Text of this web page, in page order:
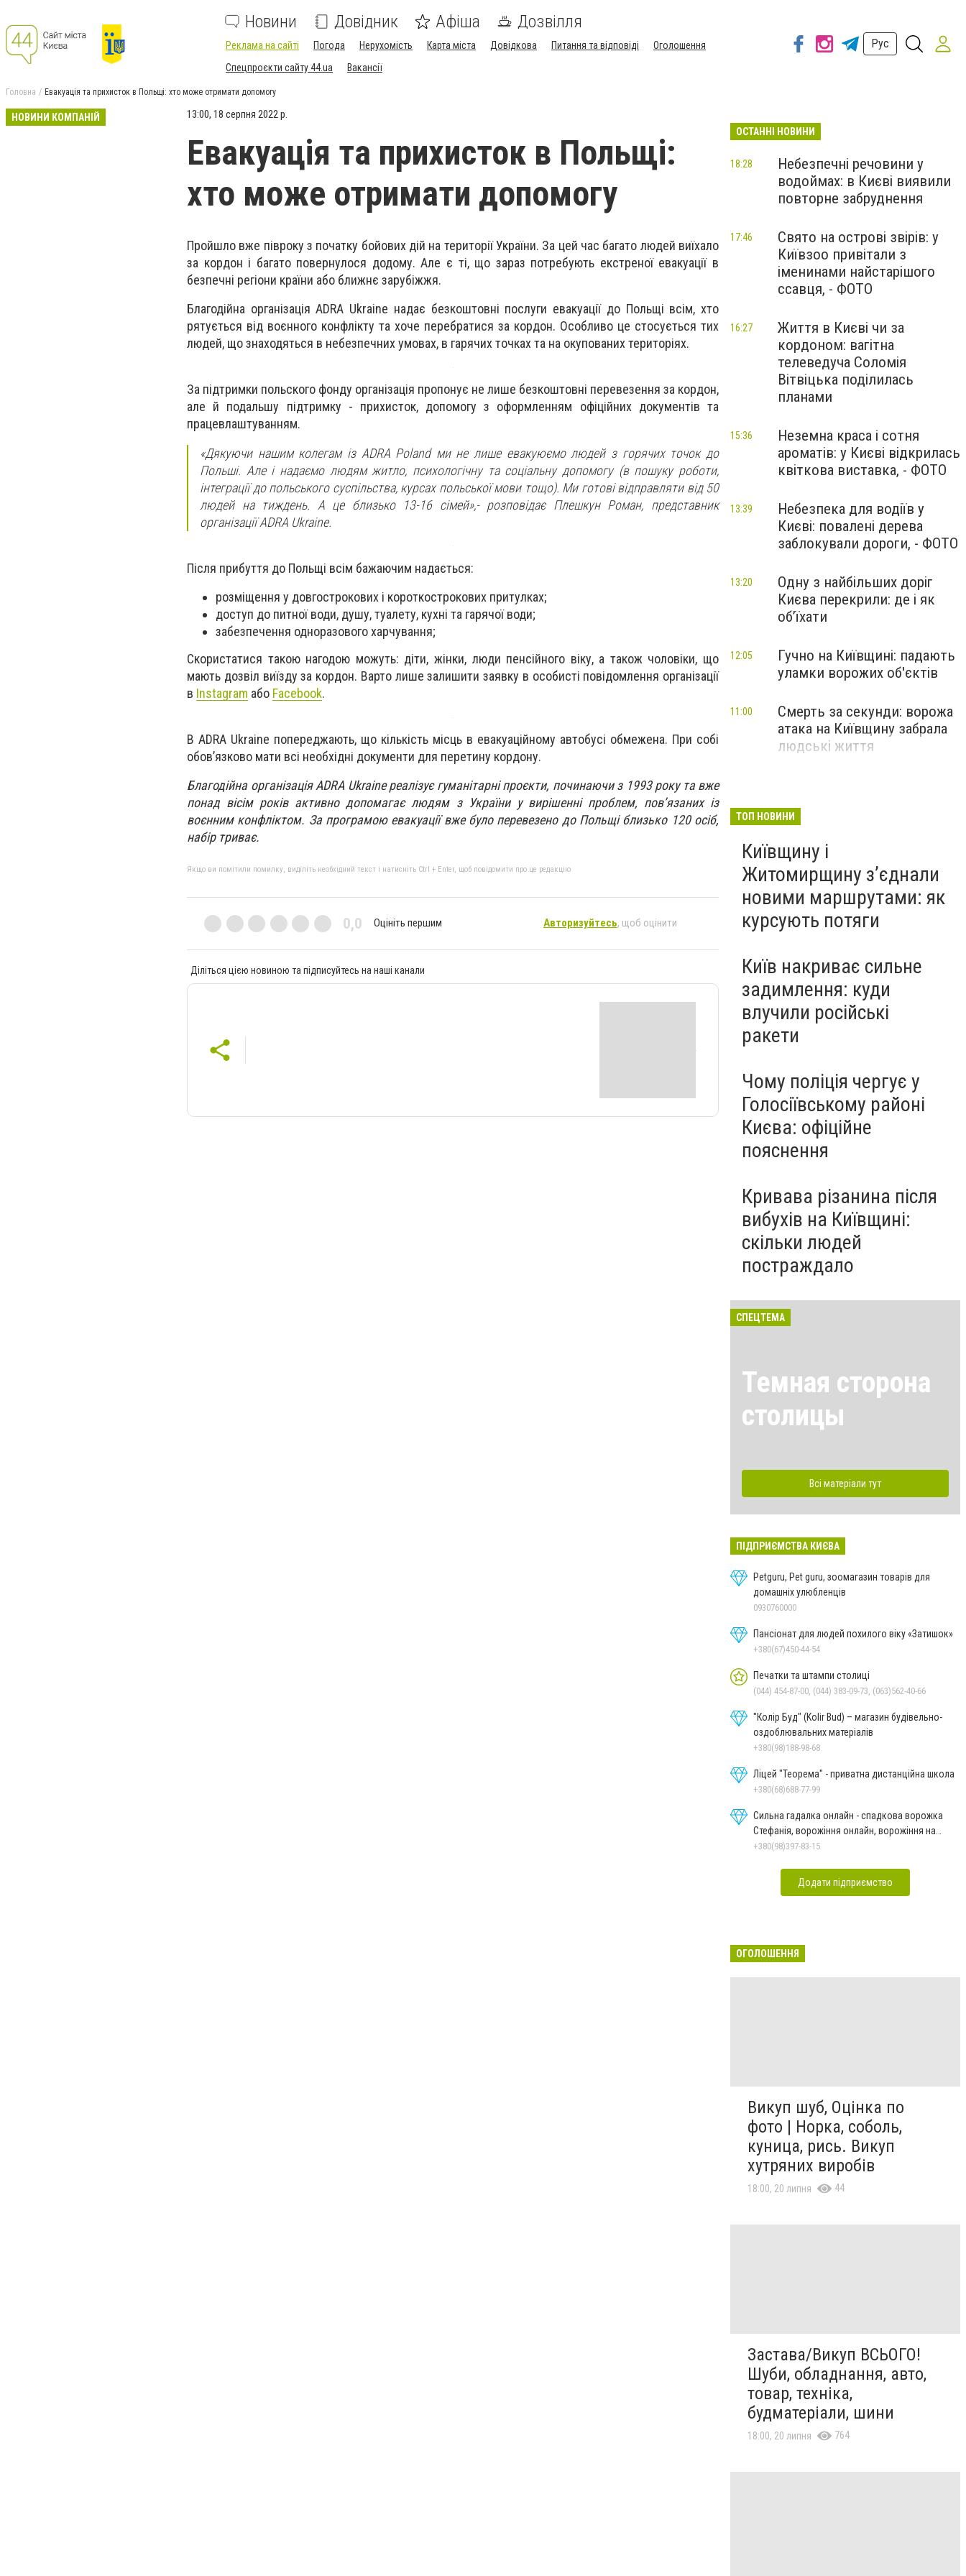
Новини Довідник Афіша Дозвілля
Реклама на сайті Погода Нерухомість Карта міста Довідкова Питання та відповіді
Оголошення
Спецпроєкти сайту 44.ua
Вакансії
Рус
Головна Евакуація та прихисток в Польщі: хто може отримати допомогу
НОВИНИ КОМПАНІЙ 13:00, 18 серпня 2022 р.
Евакуація та прихисток в Польщі:
хто може отримати допомогу
Пройшло вже півроку з початку бойових дій на території України. За цей час багато людей виїхало
за кордон і багато повернулося додому. Але є ті, що зараз потребують екстреної евакуації в
безпечні регіони країни або ближнє зарубіжжя.
Благодійна організація ADRA Ukraine надає безкоштовні послуги евакуації до Польщі всім, хто
рятується від воєнного конфлікту та хоче перебратися за кордон. Особливо це стосується тих
людей, що знаходяться в небезпечних умовах, в гарячих точках та на окупованих територіях.
За підтримки польского фонду організація пропонує не лише безкоштовні перевезення за кордон,
але й подальшу підтримку - прихисток, допомогу з оформленням офіційних документів та
працевлаштуванням.
«Дякуючи нашим колегам із ADRA Poland ми не лише евакуюємо людей з горячих точок до
Польші. Але і надаємо людям житло, психологічну та соціальну допомогу (в пошуку роботи,
інтеграції до польського суспільства, курсах польської мови тощо). Ми готові відправляти від 50
людей на тиждень. А це близько 13-16 сімей»,- розповідає Плешкун Роман, представник
організації ADRA Ukraine.
Після прибуття до Польщі всім бажаючим надається:
розміщення у довгострокових і короткострокових притулках;
доступ до питної води, душу, туалету, кухні та гарячої води;
забезпечення одноразового харчування;
Скористатися такою нагодою можуть: діти, жінки, люди пенсійного віку, а також чоловіки, що
мають дозвіл виїзду за кордон. Варто лише залишити заявку в особисті повідомлення організації
в Instagram або Facebook.
В ADRA Ukraine попереджають, що кількість місць в евакуаційному автобусі обмежена. При собі
обов’язково мати всі необхідні документи для перетину кордону.
Благодійна організація АDRA Ukraine реалізує гуманітарні проєкти, починаючи з 1993 року та вже
понад вісім років активно допомагає людям з України у вирішенні проблем, пов’язаних із
воєнним конфліктом. За програмою евакуації вже було перевезено до Польщі близько 120 осіб,
набір триває.
Якщо ви помітили помилку, виділіть необхідний текст і натисніть Ctrl + Enter, щоб повідомити про це редакцію
0,0 Оцініть першим Авторизуйтесь, щоб оцінити
Діліться цією новиною та підписуйтесь на наші канали
ОСТАННІ НОВИНИ
Небезпечні речовини у
водоймах: в Києві виявили
повторне забруднення
18:28
Свято на острові звірів: у
Київзоо привітали з
іменинами найстарішого
ссавця, - ФОТО
17:46
Життя в Києві чи за
кордоном: вагітна
телеведуча Соломія
Вітвіцька поділилась
планами
16:27
Неземна краса і сотня
ароматів: у Києві відкрилась
квіткова виставка, - ФОТО
15:36
Небезпека для водіїв у
Києві: повалені дерева
заблокували дороги, - ФОТО
13:39
Одну з найбільших доріг
Києва перекрили: де і як
об’їхати
13:20
Гучно на Київщині: падають
уламки ворожих об'єктів
12:05
Смерть за секунди: ворожа
атака на Київщину забрала
людські життя
11:00
ТОП НОВИНИ
Київщину і
Житомирщину з’єднали
новими маршрутами: як
курсують потяги
Київ накриває сильне
задимлення: куди
влучили російські
ракети
Чому поліція чергує у
Голосіївському районі
Києва: офіційне
пояснення
Кривава різанина після
вибухів на Київщині:
скільки людей
постраждало
СПЕЦТЕМА
Темная сторона
столицы
Всі матеріали тут
ПІДПРИЄМСТВА КИЄВА
Petguru, Pet guru, зоомагазин товарів для
домашніх улюбленців
0930760000
Пансіонат для людей похилого віку «Затишок»
+380(67)450-44-54
Печатки та штампи столиці
(044) 454-87-00, (044) 383-09-73, (063)562-40-66
"Колір Буд" (Kolir Bud) – магазин будівельно-
оздоблювальних матеріалів
+380(98)188-98-68
Ліцей "Теорема" - приватна дистанційна школа
+380(68)688-77-99
Сильна гадалка онлайн - спадкова ворожка
Стефанія, ворожіння онлайн, ворожіння на
картах Таро
+380(98)397-83-15
Додати підприємство
ОГОЛОШЕННЯ
Викуп шуб, Оцінка по
фото | Норка, соболь,
куница, рись. Викуп
хутряних виробів
18:00, 20 липня 44
Застава/Викуп ВСЬОГО!
Шуби, обладнання, авто,
товар, техніка,
будматеріали, шини
18:00, 20 липня 764